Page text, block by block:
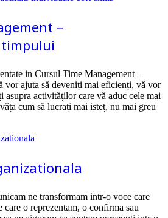
–
in Cursul Time Management –
vor ajuta să deveniți mai eficienți, vă vor
asupra activităților care vă aduc cele mai
cum să lucrați mai isteț, nu mai greu
ne transformam intr-o voce care
care o reprezentam, o confirma sau